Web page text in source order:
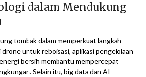
dalam Mendukung
tombak dalam memperkuat langkah
untuk reboisasi, aplikasi pengelolaan
bersih membantu mempercepat
Selain itu, big data dan AI